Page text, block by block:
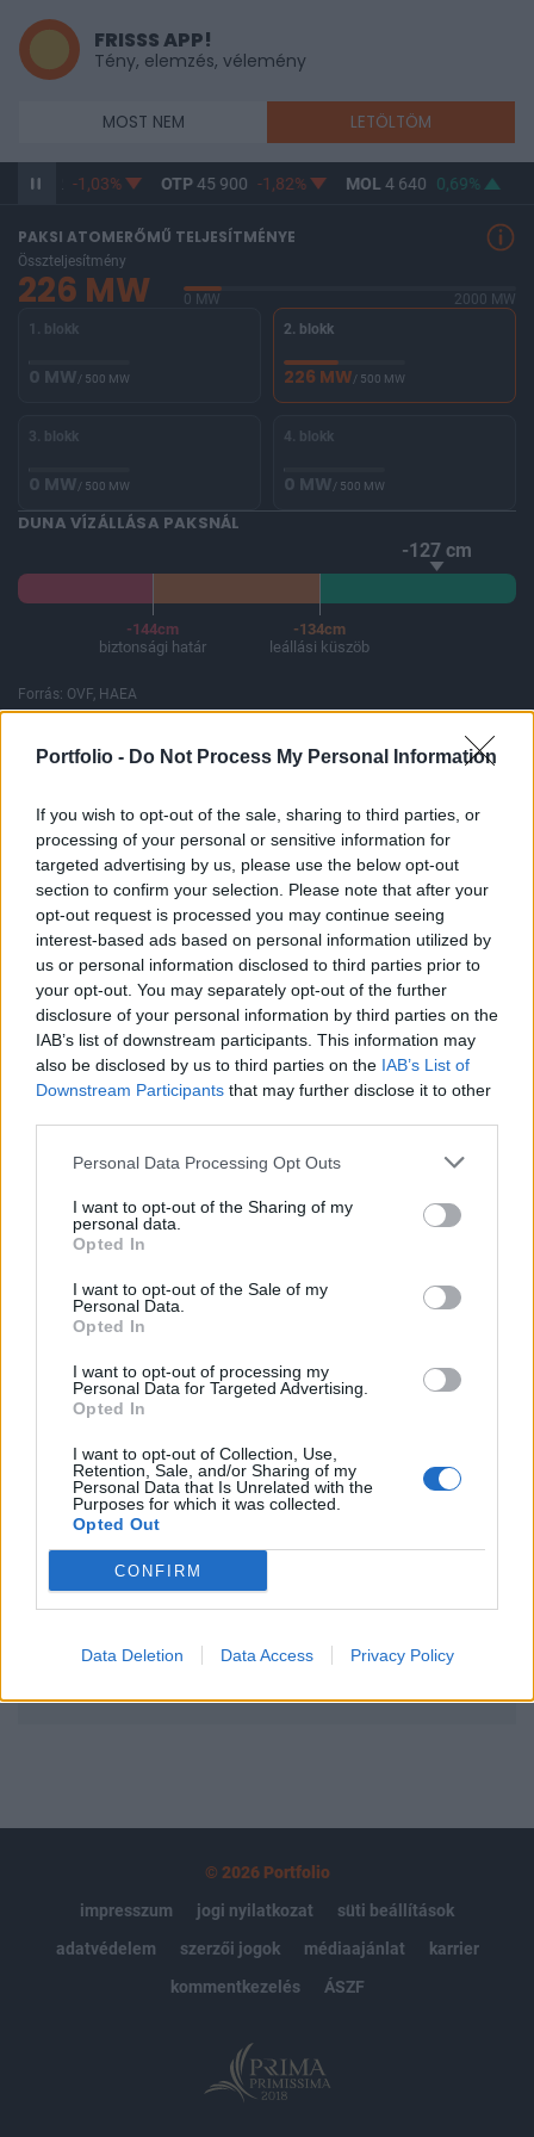
Portfolio - Do Not Process My Personal Information
If you wish to opt-out of the sale, sharing to third parties, or
processing of your personal or sensitive information for
targeted advertising by us, please use the below opt-out
section to confirm your selection. Please note that after your
opt-out request is processed you may continue seeing
interest-based ads based on personal information utilized by
us or personal information disclosed to third parties prior to
your opt-out. You may separately opt-out of the further
disclosure of your personal information by third parties on the
IAB’s list of downstream participants. This information may
also be disclosed by us to third parties on the IAB’s List of
Downstream Participants that may further disclose it to other
Personal Data Processing Opt Outs
I want to opt-out of the Sharing of my
personal data.
Opted In
I want to opt-out of the Sale of my
Personal Data.
Opted In
I want to opt-out of processing my
Personal Data for Targeted Advertising.
Opted In
I want to opt-out of Collection, Use,
Retention, Sale, and/or Sharing of my
Personal Data that Is Unrelated with the
Purposes for which it was collected.
Opted Out
CONFIRM
Data Deletion Data Access Privacy Policy
FRISSS APP!
Tény, elemzés, vélemény
MOST NEM LETÖLTÖM
563,2 -1,03% OTP45 900 -1,82% MOL 4 640 0,69%
PAKSI ATOMERŐMŰ TELJESÍTMÉNYE
Összteljesítmény
226 MW 0 MW
2000 MW
1. blokk
0 MW/ 500 MW
2. blokk
226 MW/ 500 MW
3. blokk
0 MW/ 500 MW
4. blokk
0 MW/ 500 MW
DUNA VÍZÁLLÁSA PAKSNÁL
-127 cm
-144cm
biztonsági határ
-134cm
leállási küszöb
Forrás: OVF, HAEA
A Paksi Atomerőmű összteljesítménye 226 MW. A Duna
ELŐFIZETŐI TARTALOM
Index-mustrán (Vakmajom)
Portfolio
2001. december 17. 08:22
Három hét után megint érdemes a nagy indexekre nézni. A
Nasdaqon volt ugyan disztribúció, de különösen a
index. A következő pár hét viselkedése árulja majd el, hogy
kifogyott a szufla ebből a rallyból, vagy ez csupán egy
átmeneti döccenő, egészséges kirázás...
KEDVES OLVASÓNK!
tartozik, melynek olvasása előfizetéses
regisztrációhoz kötött.
Az előfizetés a következőket tartalmazza:
Portfolio.hu teljes cikkarchívum
Kötéslisták: BÉT elmúlt 2 év napon belüli
kötéslistái
© 2026 Portfolio
impresszum
jogi nyilatkozat
süti beállítások
adatvédelem
szerzői jogok médiaajánlat
karrier
kommentkezelés
ÁSZF